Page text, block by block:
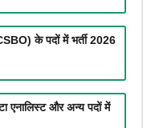
के पदों में भर्ती 2026
एनालिस्ट और अन्य पदों में